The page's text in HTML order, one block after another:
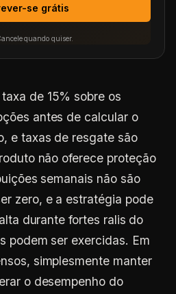
se grátis
quando quiser.
de 15% sobre os
antes de calcular o
e taxas de resgate são
não oferece proteção
semanais não são
zero, e a estratégia pode
durante fortes ralis do
podem ser exercidas. Em
simplesmente manter
o desempenho do